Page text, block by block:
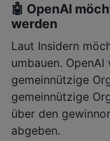
🤖 OpenAI
werden
Laut Insidern
umbauen.
gemeinnützige
gemeinnützige
über den
abgeben.